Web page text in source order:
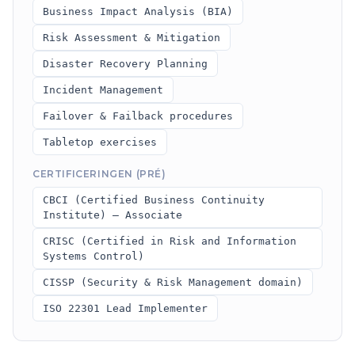
Business Impact Analysis (BIA)
Risk Assessment & Mitigation
Disaster Recovery Planning
Incident Management
Failover & Failback procedures
Tabletop exercises
CERTIFICERINGEN (PRÉ)
CBCI (Certified Business Continuity
Institute) – Associate
CRISC (Certified in Risk and Information
Systems Control)
CISSP (Security & Risk Management domain)
ISO 22301 Lead Implementer